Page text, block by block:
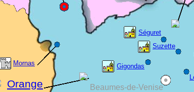
Orange
Mornas Gigondas
Séguret
Suzette
Beaumes-de-Venise